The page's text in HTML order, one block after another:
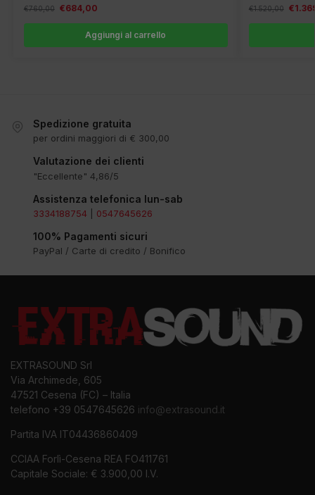
€760,00 €684,00
Aggiungi al carrello
€1.520,00 €
Spedizione gratuita
per ordini maggiori di € 300,00
Valutazione dei clienti
"Eccellente" 4,86/5
Assistenza telefonica lun-sab
3334188754 0547645626
100% Pagamenti sicuri
PayPal / Carte di credito / Bonifico
EXTRASOUND Srl
Via Archimede, 605
47521 Cesena (FC) – Italia
telefono +39 0547645626 info@extrasound.it
Partita IVA IT04436860409
CCIAA Forlì-Cesena REA FO411761
Capitale Sociale: € 3.900,00 I.V.